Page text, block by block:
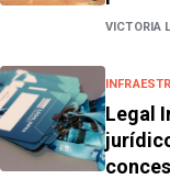
VICTORIA
Legal